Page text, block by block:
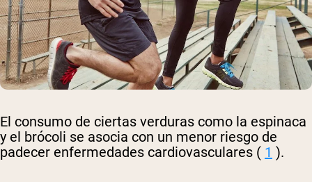
El consumo de ciertas verduras como la espinaca
y el brócoli se asocia con un menor riesgo de
padecer enfermedades cardiovasculares ( 1 ).